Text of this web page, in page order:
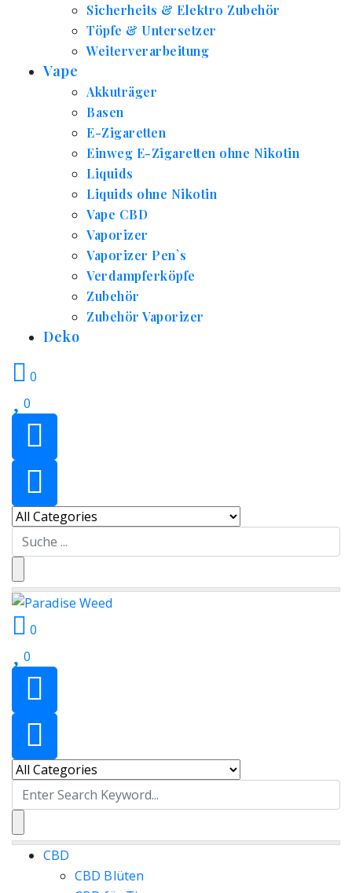
Sicherheits & Elektro Zubehör
Töpfe & Untersetzer
Weiterverarbeitung
Vape
Akkuträger
Basen
E-Zigaretten
Einweg E-Zigaretten ohne Nikotin
Liquids
Liquids ohne Nikotin
Vape CBD
Vaporizer
Vaporizer Pen`s
Verdampferköpfe
Zubehör
Zubehör Vaporizer
Deko
0
0
Search
for:
0
0
Search
for:
CBD
CBD Blüten